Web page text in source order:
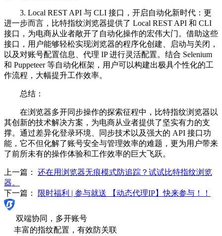
3. Local REST API 与 CLI 接口，开启自动化新时代：更
进一步而言，比特指纹浏览器提供了 Local REST API 和 CLI
接口，为电商从业者敞开了自动化操作的宏伟大门。借助这些
接口，用户能够轻松实现浏览器的程序化创建、启动与关闭，
以及对账号配置信息、代理 IP 进行灵活配置。结合 Selenium
和 Puppeteer 等自动化框架，用户可以构建出极具个性化的工
作流程，大幅提升工作效率。
总结：
在浏览器多开同步操作的探索征程中，比特指纹浏览器以
其创新的技术解决方案，为电商从业者提供了坚实有力的支
撑。通过差异化登录环境、同步技术以及强大的 API 接口功
能，它不但化解了账号安全与管理效率的难题，更为用户带来
了前所未有的操作体验和工作效率的巨大飞跃。
上一篇： 还在用浏览器无痕模式防追踪？试试比特指纹浏览
器。
下一篇：
限时福利 | 参与就送 【动态代理IP】快来参与！！
双端协同，多开账号
丰富的指纹配置，有效防关联